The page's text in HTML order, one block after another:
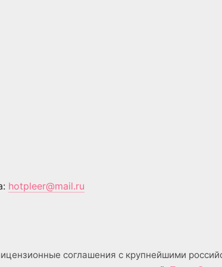
hotpleer@mail.ru
соглашения с крупнейшими